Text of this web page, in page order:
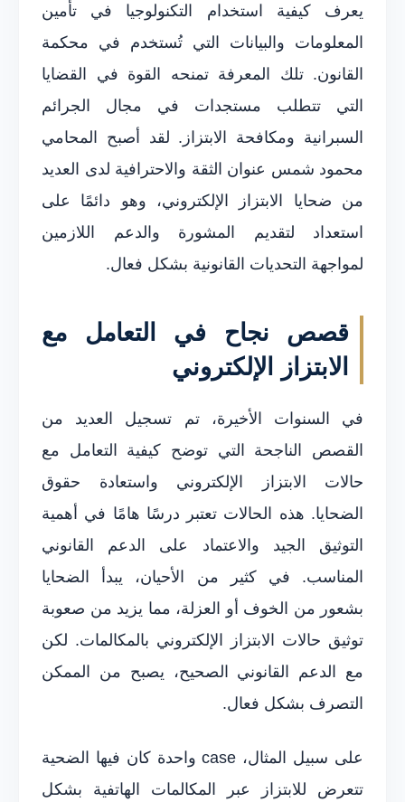
يعرف كيفية استخدام التكنولوجيا في تأمين
المعلومات والبيانات التي تُستخدم في محكمة
القانون. تلك المعرفة تمنحه القوة في القضايا
التي تتطلب مستجدات في مجال الجرائم
السبرانية ومكافحة الابتزاز. لقد أصبح المحامي
محمود شمس عنوان الثقة والاحترافية لدى العديد
من ضحايا الابتزاز الإلكتروني، وهو دائمًا على
استعداد لتقديم المشورة والدعم اللازمين
لمواجهة التحديات القانونية بشكل فعال.
قصص نجاح في التعامل مع
الابتزاز الإلكتروني
في السنوات الأخيرة، تم تسجيل العديد من
القصص الناجحة التي توضح كيفية التعامل مع
حالات الابتزاز الإلكتروني واستعادة حقوق
الضحايا. هذه الحالات تعتبر درسًا هامًا في أهمية
التوثيق الجيد والاعتماد على الدعم القانوني
المناسب. في كثير من الأحيان، يبدأ الضحايا
بشعور من الخوف أو العزلة، مما يزيد من صعوبة
توثيق حالات الابتزاز الإلكتروني بالمكالمات. لكن
مع الدعم القانوني الصحيح، يصبح من الممكن
التصرف بشكل فعال.
على سبيل المثال، case واحدة كان فيها الضحية
تتعرض للابتزاز عبر المكالمات الهاتفية بشكل